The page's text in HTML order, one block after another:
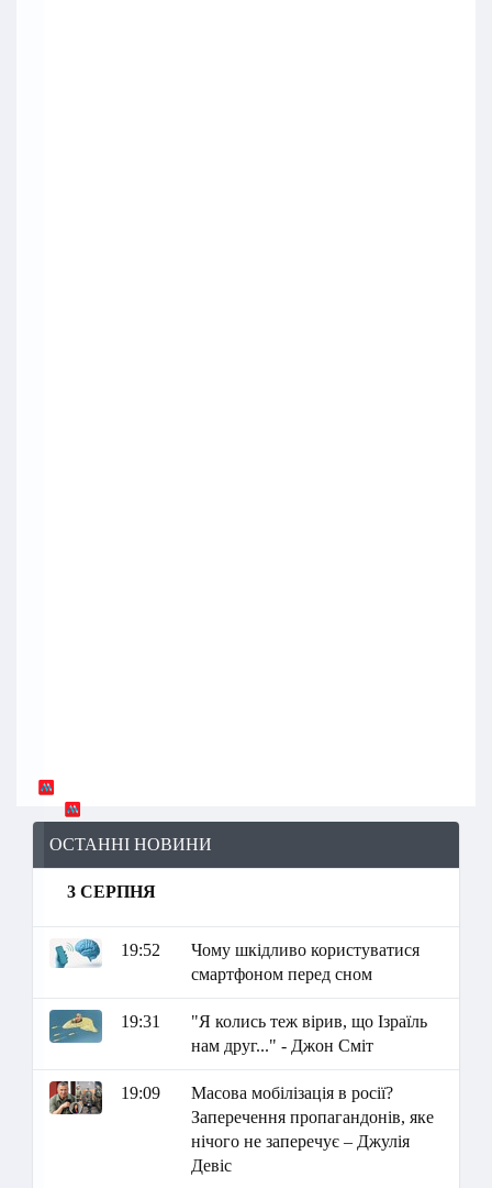
ОСТАННІ НОВИНИ
3 СЕРПНЯ
19:52
Чому шкідливо користуватися
смартфоном перед сном
19:31
"Я колись теж вірив, що Ізраїль
нам друг..." - Джон Сміт
19:09
Масова мобілізація в росії?
Заперечення пропагандонів, яке
нічого не заперечує – Джулія
Девіс